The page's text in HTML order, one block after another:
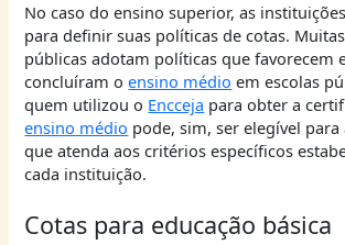
No caso do ensino superior, as
para definir suas políticas de cotas.
públicas adotam políticas que favorecem
concluíram oensino médio em escolas
quem utilizou o Encceja para obter a
ensino médio pode, sim, ser elegível para
que atenda aos critérios específicos
cada instituição.
Cotas para educação básica